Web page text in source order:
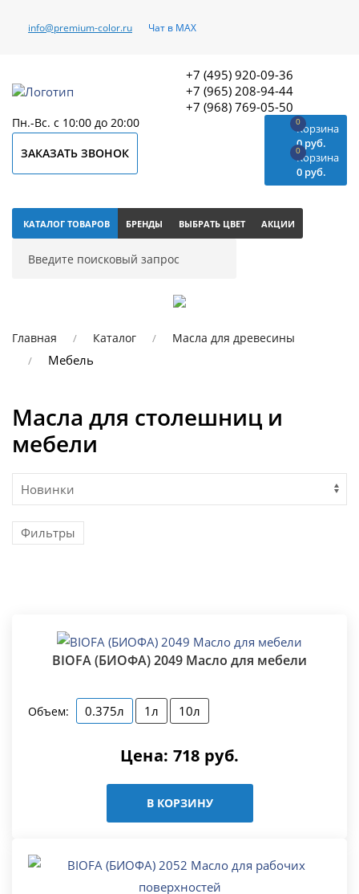
info@premium-color.ru Чат в MAX
+7 (495) 920-09-36
+7 (965) 208-94-44
+7 (968) 769-05-50
Пн.-Вс. с 10:00 до 20:00
ЗАКАЗАТЬ ЗВОНОК
0Корзина
0 руб.
0Корзина
0 руб.
КАТАЛОГ ТОВАРОВ БРЕНДЫ ВЫБРАТЬ ЦВЕТ АКЦИИ
Главная Каталог Масла для древесины
Мебель
Масла для столешниц и
мебели
Фильтры
BIOFA (БИОФА) 2049 Масло для мебели
Объем: 0.375л 1л 10л
Цена: 718 руб.
В КОРЗИНУ